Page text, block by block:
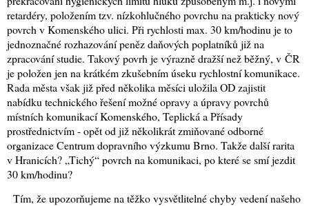
retardéry, položením tzv. nízkohlučného povrchu na prakticky nový
povrch v Komenského ulici. Při rychlosti max. 30 km/hodinu je to
jednoznačné rozhazování peněz daňových poplatníků již na
zpracování studie. Takový povrh je výrazně dražší než běžný, v ČR
je položen jen na krátkém zkušebním úseku rychlostní komunikace.
Rada města však již před několika měsíci uložila OD zajistit
nabídku technického řešení možné opravy a úpravy povrchů
místních komunikací Komenského, Teplická a Přísady
prostřednictvím - opět od již několikrát zmiňované odborné
organizace Centrum dopravního výzkumu Brno. Takže další rarita
v Hranicích? „Tichý“ povrch na komunikaci, po které se smí jezdit
30 km/hodinu?
Tím, že upozorňujeme na těžko vysvětlitelné chyby vedení našeho